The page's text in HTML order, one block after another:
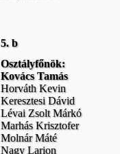
5. b
Osztályfőnök:
Kovács Tamás
Horváth Kevin
Keresztesi Dávid
Lévai Zsolt Márkó
Marhás Krisztofer
Molnár Máté
Nagy Larion